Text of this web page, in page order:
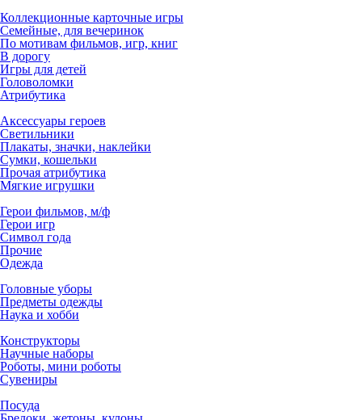
Коллекционные карточные игры
Семейные, для вечеринок
По мотивам фильмов, игр, книг
В дорогу
Игры для детей
Головоломки
Атрибутика
Аксессуары героев
Светильники
Плакаты, значки, наклейки
Сумки, кошельки
Прочая атрибутика
Мягкие игрушки
Герои фильмов, м/ф
Герои игр
Символ года
Прочие
Одежда
Головные уборы
Предметы одежды
Наука и хобби
Конструкторы
Научные наборы
Роботы, мини роботы
Сувениры
Посуда